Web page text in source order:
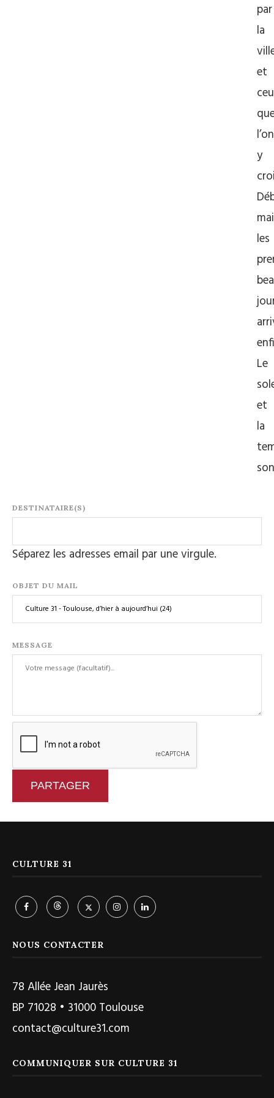
par
la
et
l’on
y
les
Le
et
la
DESTINATAIRE(S)
Séparez les adresses email par une virgule.
OBJET DU MAIL
MESSAGE
PARTAGER
CULTURE 31
NOUS CONTACTER
78 Allée Jean Jaurès
BP 71028 • 31000 Toulouse
contact@culture31.com
COMMUNIQUER SUR CULTURE 31